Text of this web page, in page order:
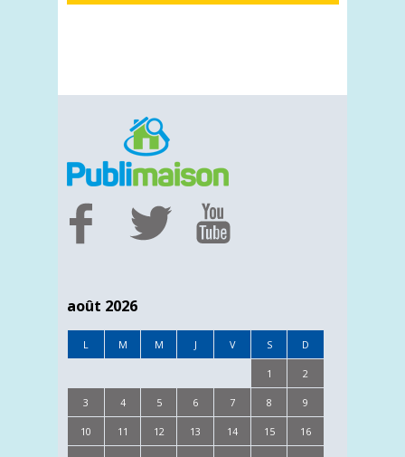
août 2026
L M M J V S D
1 2
3 4 5 6 7 8 9
10 11 12 13 14 15 16